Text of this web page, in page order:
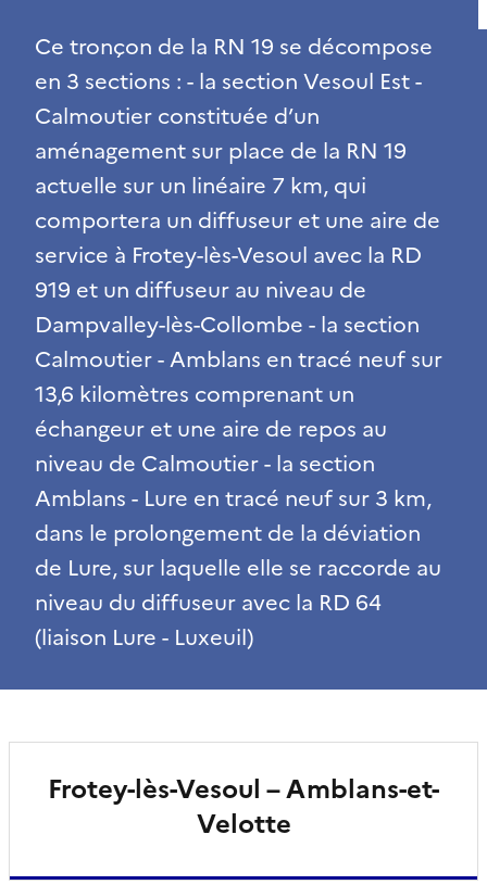
Ce tronçon de la RN 19 se décompose
en 3 sections : - la section Vesoul Est -
Calmoutier constituée d’un
aménagement sur place de la RN 19
actuelle sur un linéaire 7 km, qui
comportera un diffuseur et une aire de
service à Frotey-lès-Vesoul avec la RD
919 et un diffuseur au niveau de
Dampvalley-lès-Collombe - la section
Calmoutier - Amblans en tracé neuf sur
13,6 kilomètres comprenant un
échangeur et une aire de repos au
niveau de Calmoutier - la section
Amblans - Lure en tracé neuf sur 3 km,
dans le prolongement de la déviation
de Lure, sur laquelle elle se raccorde au
niveau du diffuseur avec la RD 64
(liaison Lure - Luxeuil)
Frotey-lès-Vesoul – Amblans-et-
Velotte